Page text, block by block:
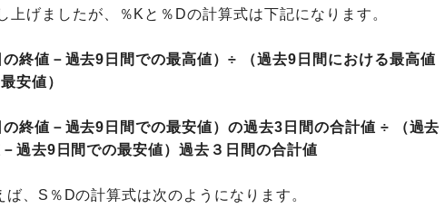
上げましたが、％Kと％Dの計算式は下記になります。
終値－過去9日間での最高値）÷ （過去9日間における最高値
安値）
の終値－過去9日間での最安値）の過去3日間の合計値 ÷ （過去
過去9日間での最安値）過去３日間の合計値
、S％Dの計算式は次のようになります。